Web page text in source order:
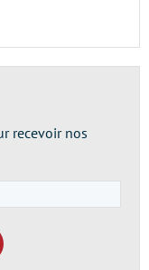
recevoir nos